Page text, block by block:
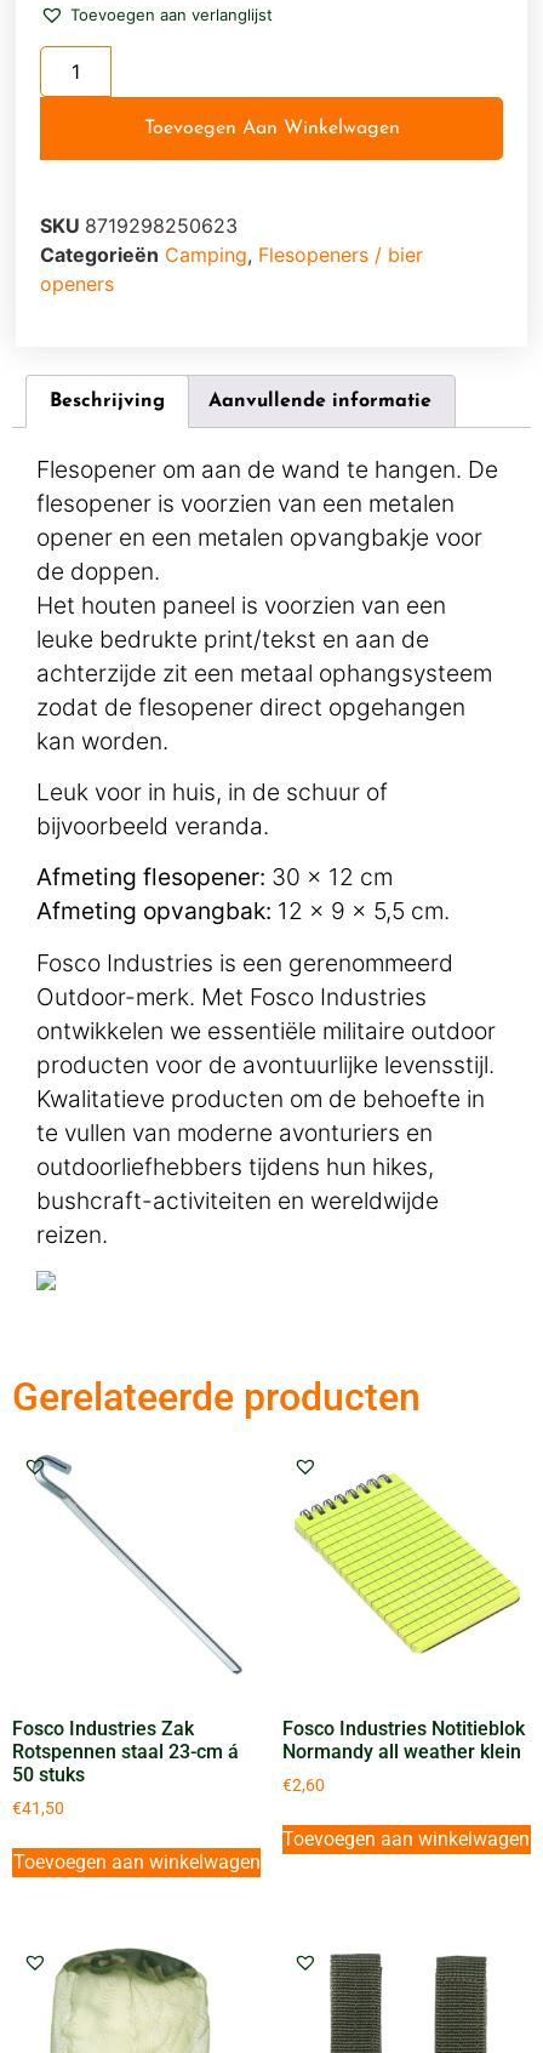
Toevoegen aan verlanglijst
Toevoegen Aan Winkelwagen
SKU 8719298250623
Categorieën Camping, Flesopeners / bier
openers
Beschrijving Aanvullende informatie
Flesopener om aan de wand te hangen. De
flesopener is voorzien van een metalen
opener en een metalen opvangbakje voor
de doppen.
Het houten paneel is voorzien van een
leuke bedrukte print/tekst en aan de
achterzijde zit een metaal ophangsysteem
zodat de flesopener direct opgehangen
kan worden.
Leuk voor in huis, in de schuur of
bijvoorbeeld veranda.
Afmeting flesopener: 30 x 12 cm
Afmeting opvangbak: 12 x 9 x 5,5 cm.
Fosco Industries is een gerenommeerd
Outdoor-merk. Met Fosco Industries
ontwikkelen we essentiële militaire outdoor
producten voor de avontuurlijke levensstijl.
Kwalitatieve producten om de behoefte in
te vullen van moderne avonturiers en
outdoorliefhebbers tijdens hun hikes,
bushcraft-activiteiten en wereldwijde
reizen.
Gerelateerde producten
Fosco Industries Zak
Rotspennen staal 23-cm á
50 stuks
€41,50
Toevoegen aan winkelwagen
Fosco Industries Notitieblok
Normandy all weather klein
€2,60
Toevoegen aan winkelwagen